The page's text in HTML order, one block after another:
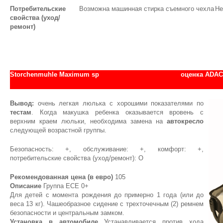
Потребительские
свойства (уход/
ремонт)
Возможна машинная стирка съемного чехла
Storchenmuhle Maximum sp оценка
Вывод: очень легкая люлька с хорошими показателями по
тестам. Когда макушка ребенка оказывается вровень с
верхним краем люльки, необходима замена на автокресло
следующей возрастной группы.
Безопасность: +, обслуживание: +, комфорт: +,
потребительские свойства (уход/ремонт): О
Рекомендованная цена (в евро) 105
Описание Группа ЕСЕ 0+
Для детей с момента рождения до примерно 1 года (или до
веса 13 кг). Чашеобразное сидение с трехточечным (2) ремнем
безопасности и центральным замком.